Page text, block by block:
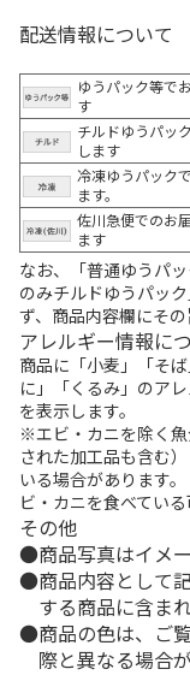
配送情報について
ゆうパック等で
す
チルドゆうパッ
します
冷凍ゆうパック
ます。
佐川急便でのお
ます
なお、「普通ゆうパ
のみチルドゆうパッ
ず、商品内容欄にその
アレルギー情報に
商品に「小麦」「そ
に」「くるみ」のア
を表示します。
※エビ・カニを除く
された加工品も含む
いる場合があります
ビ・カニを食べている
その他
商品写真はイメー
商品内容として
する商品に含ま
商品の色は、ご
際と異なる場合